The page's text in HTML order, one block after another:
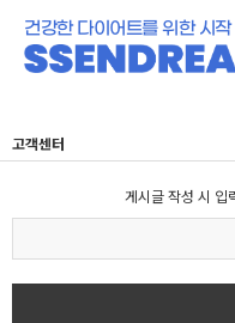
건강한 다이어트를 위한 시작
고객센터
게시글 작성 시 입